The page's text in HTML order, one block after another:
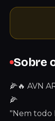
Sobre
🌽🔥 AVN
🌽
"Nem todo